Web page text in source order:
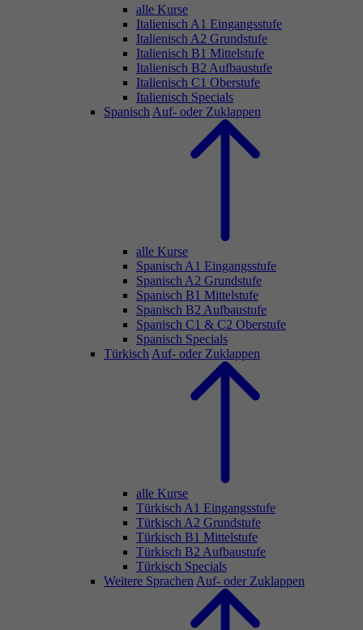
alle Kurse
Italienisch A1 Eingangsstufe
Italienisch A2 Grundstufe
Italienisch B1 Mittelstufe
Italienisch B2 Aufbaustufe
Italienisch C1 Oberstufe
Italienisch Specials
Spanisch Auf- oder Zuklappen
alle Kurse
Spanisch A1 Eingangsstufe
Spanisch A2 Grundstufe
Spanisch B1 Mittelstufe
Spanisch B2 Aufbaustufe
Spanisch C1 & C2 Oberstufe
Spanisch Specials
Türkisch Auf- oder Zuklappen
alle Kurse
Türkisch A1 Eingangsstufe
Türkisch A2 Grundstufe
Türkisch B1 Mittelstufe
Türkisch B2 Aufbaustufe
Türkisch Specials
Weitere Sprachen Auf- oder Zuklappen